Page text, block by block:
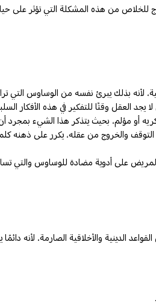
للخلاص من هذه المشكلة التي تؤثر على
لأنه بذلك يبرئ نفسه من الوساوس التي
العقل وقتًا للتفكير في هذه الأفكار
أو مؤلم، بحيث يتذكر هذا الشيء بمجرد
التوقف والخروج من عقله، يكرر على
على أدوية مضادة للوساوس والتي
والأخلاقية الصارمة، لأنه دائمًا